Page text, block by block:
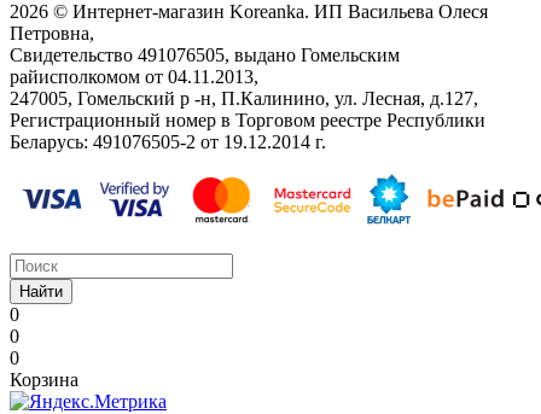
2026 © Интернет-магазин Koreanka. ИП Васильева Олеся
Петровна,
Свидетельство ‎491076505, выдано Гомельским
райисполкомом от 04.11.2013,
247005, Гомельский р -н, П.Калинино, ул. Лесная, д.127,
Регистрационный номер в Торговом реестре Республики
Беларусь: ‎491076505-2 от 19.12.2014 г.
Найти
0
0
0
Корзина